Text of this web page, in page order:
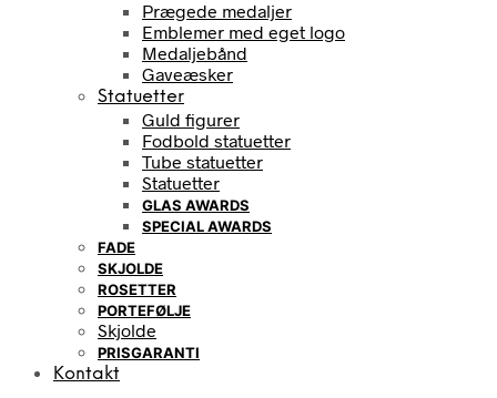
Prægede medaljer
Emblemer med eget logo
Medaljebånd
Gaveæsker
Statuetter
Guld figurer
Fodbold statuetter
Tube statuetter
Statuetter
GLAS AWARDS
SPECIAL AWARDS
FADE
SKJOLDE
ROSETTER
PORTEFØLJE
Skjolde
PRISGARANTI
Kontakt